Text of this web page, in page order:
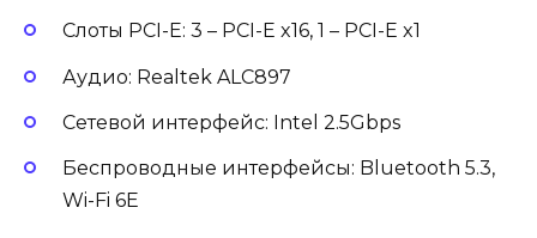
Слоты PCI-E: 3 – PCI-E x16, 1 – PCI-E x1
Аудио: Realtek ALC897
Сетевой интерфейс: Intel 2.5Gbps
Беспроводные интерфейсы: Bluetooth 5.3,
Wi-Fi 6E